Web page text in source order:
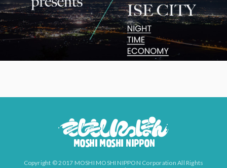
Copyright © 2017 MOSHI MOSHI NIPPON Corporation All Rights